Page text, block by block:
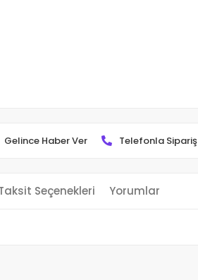
Gelince Haber Ver Telefonla Sipariş
Seçenekleri Yorumlar